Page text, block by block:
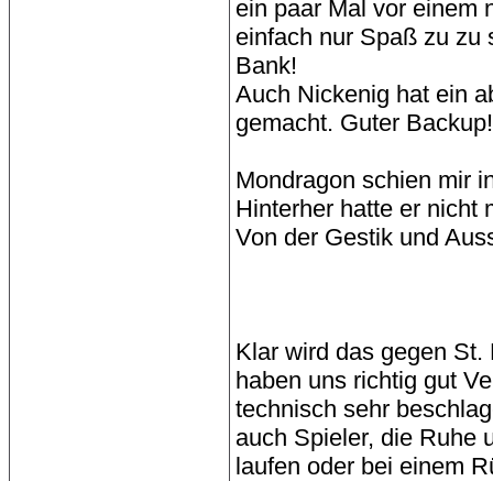
ein paar Mal vor einem
einfach nur Spaß zu zu
Bank!
Auch Nickenig hat ein
gemacht. Guter Backup!
Mondragon schien mir
Hinterher hatte er nicht
Von der Gestik und
Klar wird das gegen
haben uns richtig gut
technisch sehr
auch Spieler, die Ruhe
laufen oder bei einem